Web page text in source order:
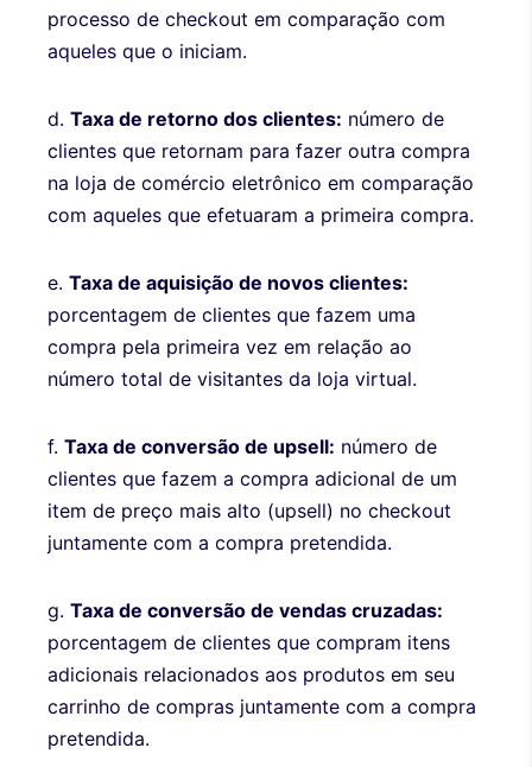
processo de checkout em comparação com
aqueles que o iniciam.
d. Taxa de retorno dos clientes: número de
clientes que retornam para fazer outra compra
na loja de comércio eletrônico em comparação
com aqueles que efetuaram a primeira compra.
e. Taxa de aquisição de novos clientes:
porcentagem de clientes que fazem uma
compra pela primeira vez em relação ao
número total de visitantes da loja virtual.
f. Taxa de conversão de upsell: número de
clientes que fazem a compra adicional de um
item de preço mais alto (upsell) no checkout
juntamente com a compra pretendida.
g. Taxa de conversão de vendas cruzadas:
porcentagem de clientes que compram itens
adicionais relacionados aos produtos em seu
carrinho de compras juntamente com a compra
pretendida.